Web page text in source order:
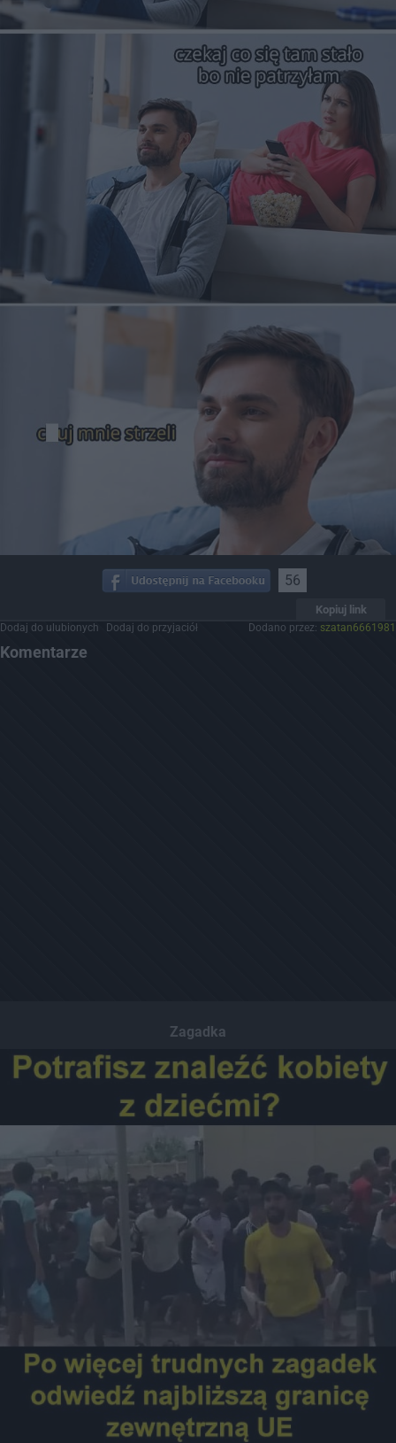
56
Kopiuj link
Dodaj do ulubionych Dodaj do przyjaciół Dodano przez: szatan6661981
Komentarze
Zagadka